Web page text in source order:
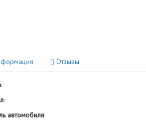
Отзывы
:
:
автомобиля: